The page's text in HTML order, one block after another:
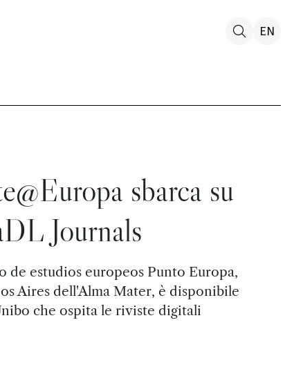
EN
sbarca su
Journals
de estudios europeos Punto Europa,
Aires dell'Alma Mater, è disponibile
che ospita le riviste digitali